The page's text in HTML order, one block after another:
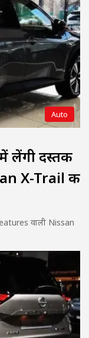
Auto
लेंगी दस्तक
X-Trail की
वाली Nissan